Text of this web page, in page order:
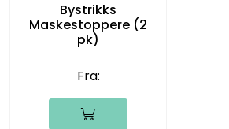
Bystrikks
Maskestoppere (2
pk)
Fra: